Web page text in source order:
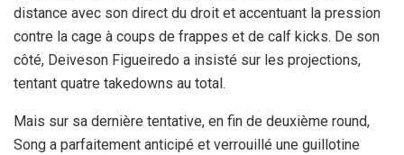
distance avec son direct du droit et accentuant la pression
contre la cage à coups de frappes et de calf kicks. De son
côté, Deiveson Figueiredo a insisté sur les projections,
tentant quatre takedowns au total.
Mais sur sa dernière tentative, en fin de deuxième round,
Song a parfaitement anticipé et verrouillé une guillotine